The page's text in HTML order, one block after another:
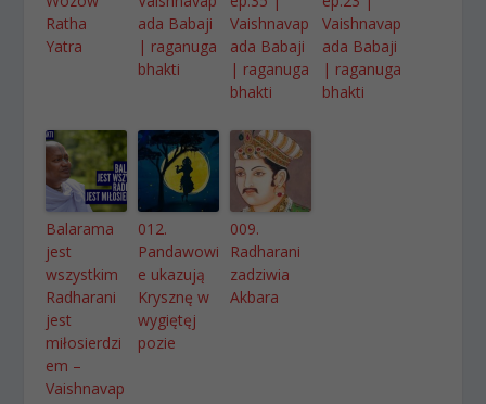
Ratha
Yatra
ada Babaji
| raganuga
bhakti
Vaishnavap
ada Babaji
| raganuga
bhakti
Vaishnavap
ada Babaji
| raganuga
bhakti
Balarama
jest
wszystkim
Radharani
jest
miłosierdzi
em –
Vaishnavap
012.
Pandawowi
e ukazują
Krysznę w
wygiętęj
pozie
009.
Radharani
zadziwia
Akbara